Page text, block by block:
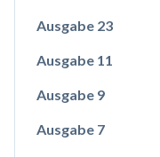
Ausgabe 23
Ausgabe 11
Ausgabe 9
Ausgabe 7